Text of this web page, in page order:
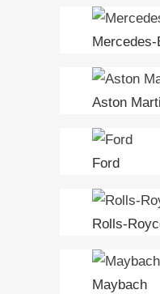
Mercedes-
Aston
Ford
Rolls-
Maybach